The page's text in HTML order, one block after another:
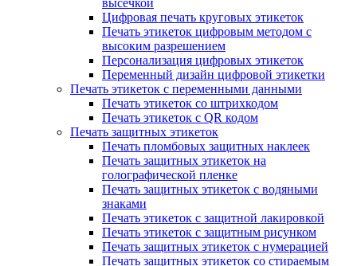
высечкой
Цифровая печать круговых этикеток
Печать этикеток цифровым методом с
высоким разрешением
Персонализация цифровых этикеток
Переменный дизайн цифровой этикетки
Печать этикеток с переменными данными
Печать этикеток со штрихкодом
Печать этикеток с QR кодом
Печать защитных этикеток
Печать пломбовых защитных наклеек
Печать защитных этикеток на
голографической пленке
Печать защитных этикеток с водяными
знаками
Печать этикеток с защитной лакировкой
Печать этикеток с защитным рисунком
Печать защитных этикеток с нумерацией
Печать защитных этикеток со стираемым